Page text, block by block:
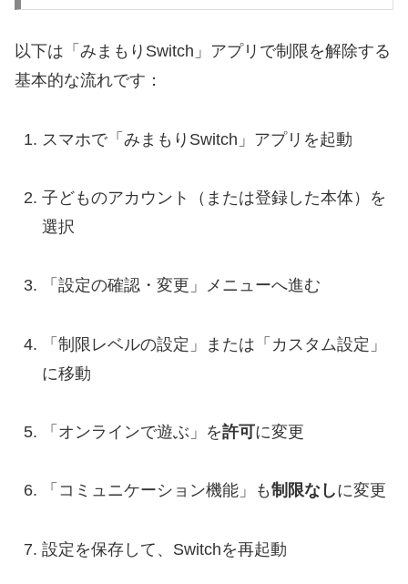
以下は「みまもりSwitch」アプリで制限を解除する
基本的な流れです：
スマホで「みまもりSwitch」アプリを起動
子どものアカウント（または登録した本体）を
選択
「設定の確認・変更」メニューへ進む
「制限レベルの設定」または「カスタム設定」
に移動
「オンラインで遊ぶ」を許可に変更
「コミュニケーション機能」も制限なしに変更
設定を保存して、Switchを再起動